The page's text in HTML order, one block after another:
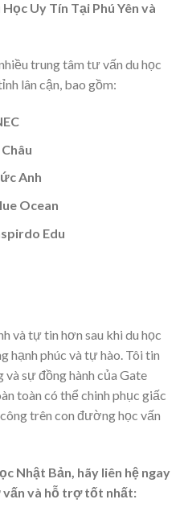
Uy Tín Tại Phú Yên và
trung tâm tư vấn du học
lân cận, bao gồm:
Anh
Ocean
Edu
và tự tin hơn sau khi du học
hạnh phúc và tự hào. Tôi tin
sự đồng hành của Gate
toàn có thể chinh phục giấc
trên con đường học vấn
Nhật Bản, hãy liên hệ ngay
và hỗ trợ tốt nhất: